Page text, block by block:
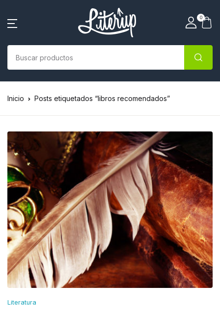
0
Inicio Posts etiquetados “libros recomendados”
Literatura